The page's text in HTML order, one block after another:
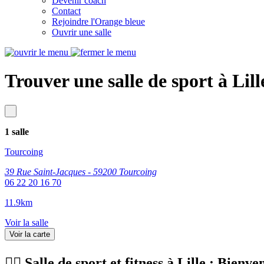
Contact
Rejoindre l'Orange bleue
Ouvrir une salle
Trouver une salle de sport à
1 salle
Tourcoing
39 Rue Saint-Jacques - 59200 Tourcoing
06 22 20 16 70
11.9km
Voir la salle
Voir la carte